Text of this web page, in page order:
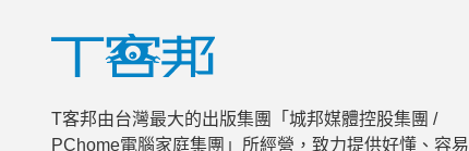
T客邦由台灣最大的出版集團「城邦媒體控股集團 /
PChome電腦家庭集團」所經營，致力提供好懂、容易